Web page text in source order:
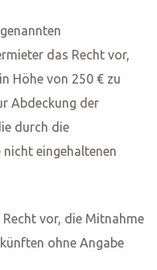
das Recht vor,
Höhe von 250 € zu
Abdeckung der
durch die
eingehaltenen
vor, die Mitnahme
ohne Angabe